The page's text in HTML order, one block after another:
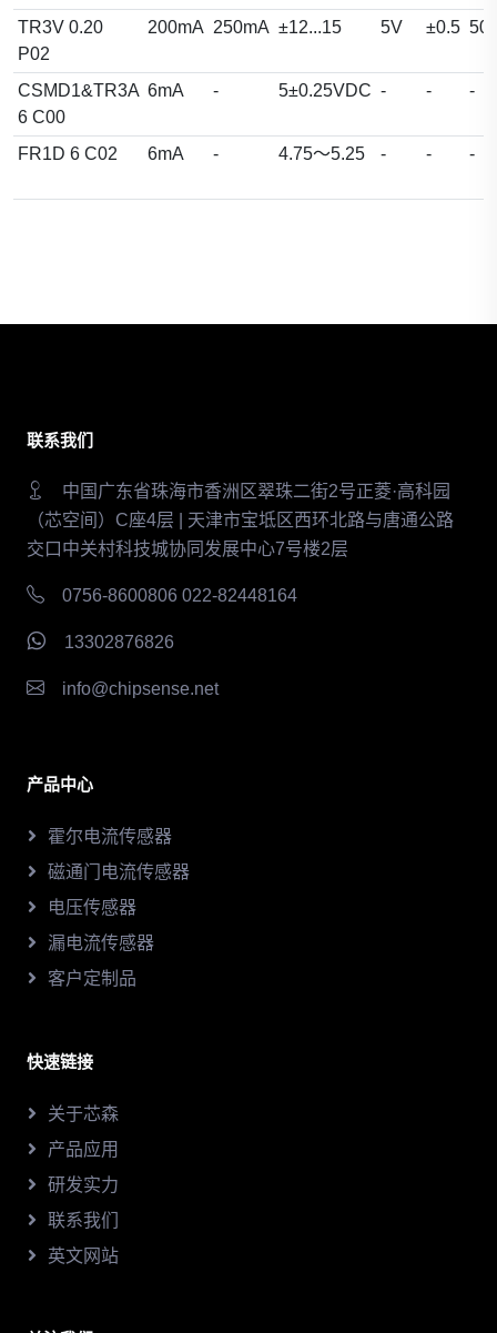
TR3V 0.20
P02
200mA 250mA ±12...15 5V ±0.5 50
CSMD1&TR3A
6 C00
6mA - 5±0.25VDC - - -
FR1D 6 C02 6mA - 4.75～5.25 - - -
联系我们
中国广东省珠海市香洲区翠珠二街2号正菱·高科园
（芯空间）C座4层 | 天津市宝坻区西环北路与唐通公路
交口中关村科技城协同发展中心7号楼2层
0756-8600806 022-82448164
13302876826
info@chipsense.net
产品中心
霍尔电流传感器
磁通门电流传感器
电压传感器
漏电流传感器
客户定制品
快速链接
关于芯森
产品应用
研发实力
联系我们
英文网站